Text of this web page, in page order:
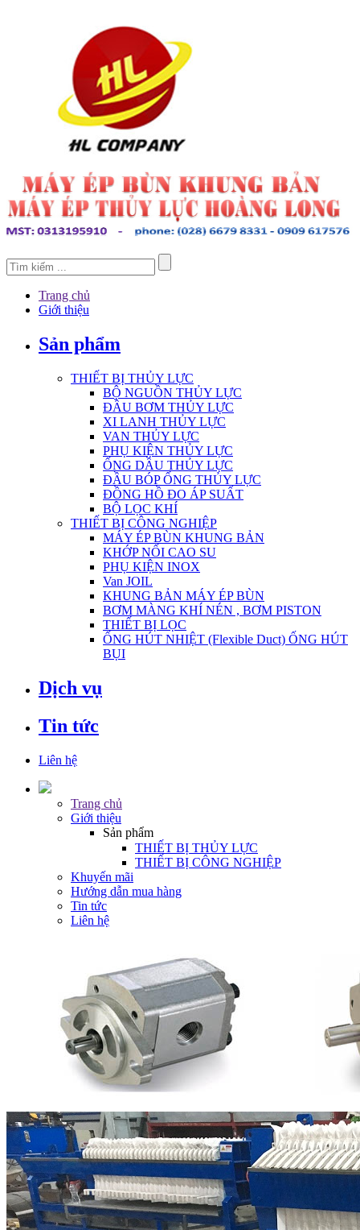
Trang chủ
Giới thiệu
Sản phẩm
THIẾT BỊ THỦY LỰC
BỘ NGUỒN THỦY LỰC
ĐẦU BƠM THỦY LỰC
XI LANH THỦY LỰC
VAN THỦY LỰC
PHỤ KIỆN THỦY LỰC
ỐNG DẦU THỦY LỰC
ĐẦU BÓP ỐNG THỦY LỰC
ĐỒNG HỒ ĐO ÁP SUẤT
BỘ LỌC KHÍ
THIẾT BỊ CÔNG NGHIỆP
MÁY ÉP BÙN KHUNG BẢN
KHỚP NỐI CAO SU
PHỤ KIỆN INOX
Van JOIL
KHUNG BẢN MÁY ÉP BÙN
BƠM MÀNG KHÍ NÉN , BƠM PISTON
THIẾT BỊ LỌC
ỐNG HÚT NHIỆT (Flexible Duct) ỐNG HÚT
BỤI
Dịch vụ
Tin tức
Liên hệ
Trang chủ
Giới thiệu
Sản phẩm
THIẾT BỊ THỦY LỰC
THIẾT BỊ CÔNG NGHIỆP
Khuyến mãi
Hướng dẫn mua hàng
Tin tức
Liên hệ